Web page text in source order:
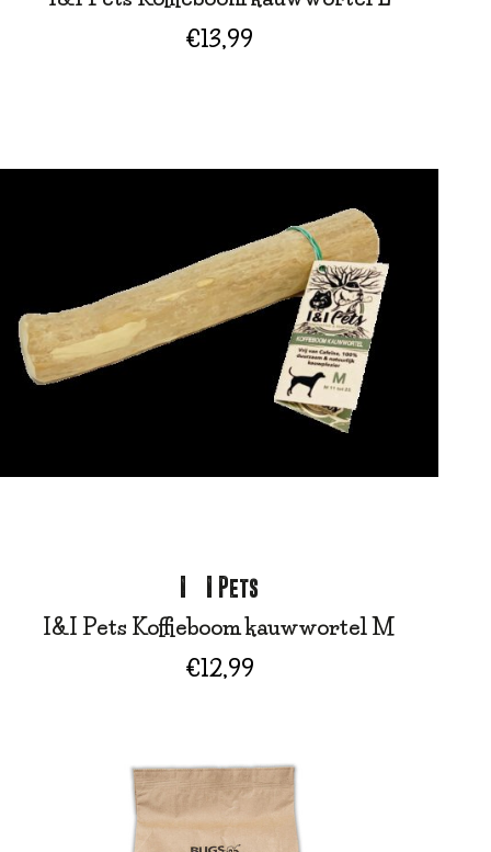
€13,99
I&I Pets
I&I Pets Koffieboom kauwwortel M
€12,99